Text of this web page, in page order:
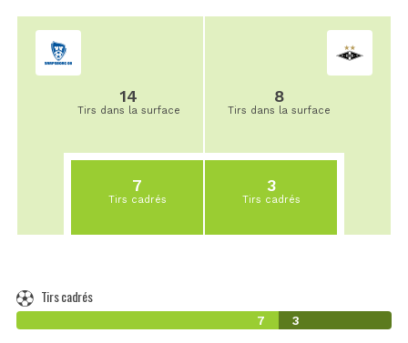
14
Tirs dans la surface
7
Tirs cadrés
8
Tirs dans la surface
3
Tirs cadrés
Tirs cadrés
7 3